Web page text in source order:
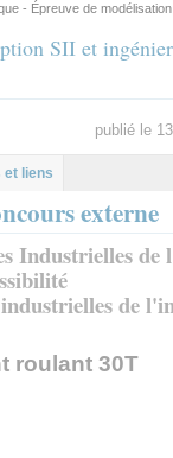
- Épreuve de modélisation
SII et
publié le
et liens
externe
Industrielles de
de
roulant 30T